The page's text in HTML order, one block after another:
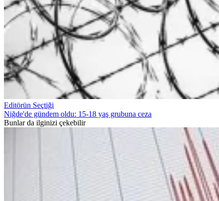
Editörün Seçtiği
Niğde'de gündem oldu: 15-18 yaş grubuna ceza
Bunlar da ilginizi çekebilir